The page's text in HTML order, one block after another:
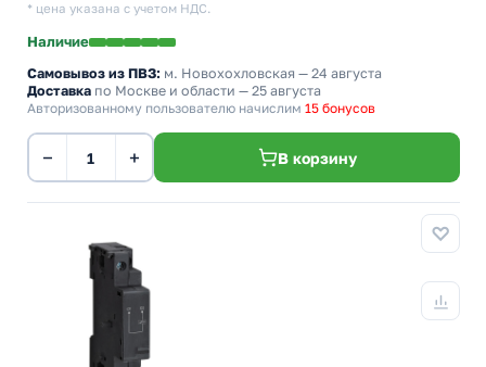
* цена указана с учетом НДС.
Наличие
Самовывоз из ПВЗ: м. Новохохловская — 24 августа
Доставка по Москве и области — 25 августа
Авторизованному пользователю начислим 15 бонусов
− + В корзину